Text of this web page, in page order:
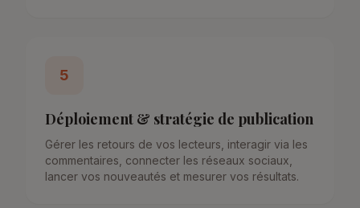
5
Déploiement & stratégie de publication
Gérer les retours de vos lecteurs, interagir via les
commentaires, connecter les réseaux sociaux,
lancer vos nouveautés et mesurer vos résultats.